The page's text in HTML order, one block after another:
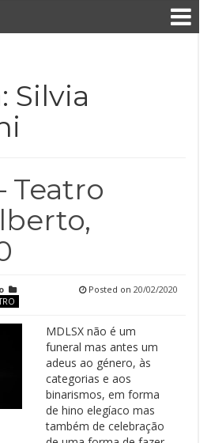
Silvia
Teatro
Posted on 20/02/2020
MDLSX não é um
funeral mas antes um
adeus ao género, às
categorias e aos
binarismos, em forma
de hino elegíaco mas
também de celebração